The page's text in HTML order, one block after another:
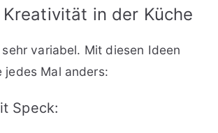
in der Küche
variabel. Mit diesen Ideen
jedes Mal anders:
Speck: